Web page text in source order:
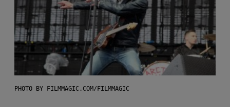
PHOTO BY FILMMAGIC.COM/FILMMAGIC